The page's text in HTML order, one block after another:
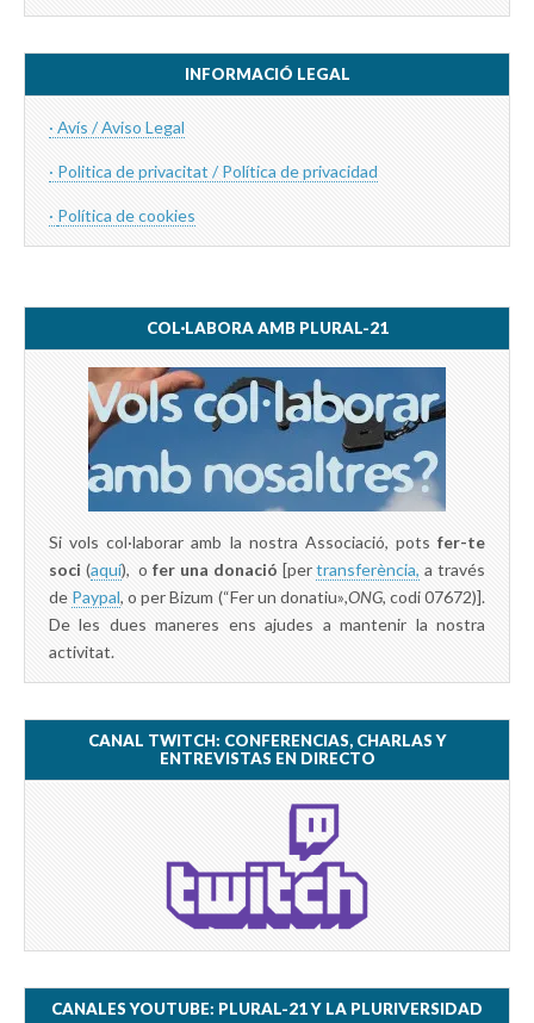
INFORMACIÓ LEGAL
· Avís / Aviso Legal
· Politica de privacitat / Política de privacidad
· Política de cookies
COL·LABORA AMB PLURAL-21
Si vols col·laborar amb la nostra Associació, pots fer-te
soci (aquí), ofer una donació [pertransferència, a través
de Paypal, o per Bizum (“Fer un donatiu»,ONG, codi 07672)].
De les dues maneres ens ajudes a mantenir la nostra
activitat.
CANAL TWITCH: CONFERENCIAS, CHARLAS Y
ENTREVISTAS EN DIRECTO
CANALES YOUTUBE: PLURAL-21 Y LA PLURIVERSIDAD